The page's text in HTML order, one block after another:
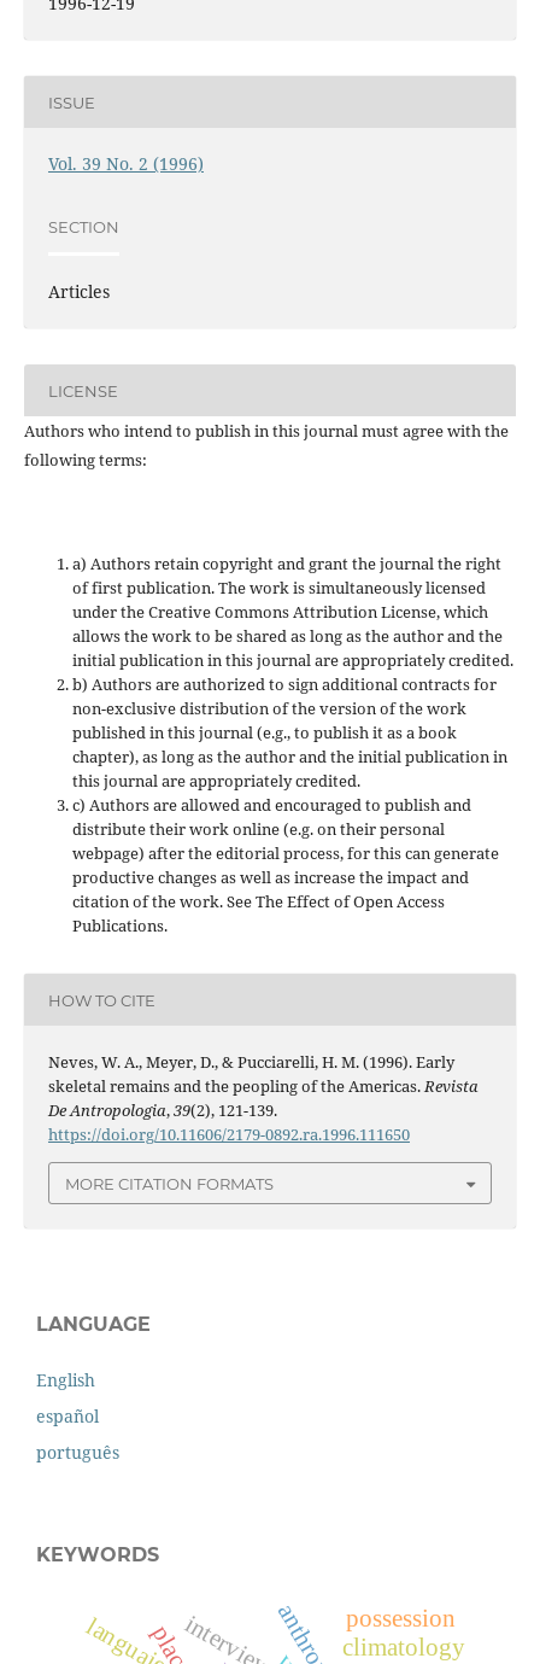
ISSUE
Vol. 39 No. 2 (1996)
SECTION
Articles
LICENSE
Authors who intend to publish in this journal must agree with the
following terms:
a) Authors retain copyright and grant the journal the right
of first publication. The work is simultaneously licensed
under the Creative Commons Attribution License, which
allows the work to be shared as long as the author and the
initial publication in this journal are appropriately credited.
b) Authors are authorized to sign additional contracts for
non-exclusive distribution of the version of the work
published in this journal (e.g., to publish it as a book
chapter), as long as the author and the initial publication in
this journal are appropriately credited.
c) Authors are allowed and encouraged to publish and
distribute their work online (e.g. on their personal
webpage) after the editorial process, for this can generate
productive changes as well as increase the impact and
citation of the work. See The Effect of Open Access
Publications.
HOW TO CITE
Neves, W. A., Meyer, D., & Pucciarelli, H. M. (1996). Early
skeletal remains and the peopling of the Americas.Revista
De Antropologia,39(2), 121-139.
https://doi.org/10.11606/2179-0892.ra.1996.111650
MORE CITATION FORMATS
LANGUAGE
English
español
português
KEYWORDS
climatology
interview
place
possession
languaje